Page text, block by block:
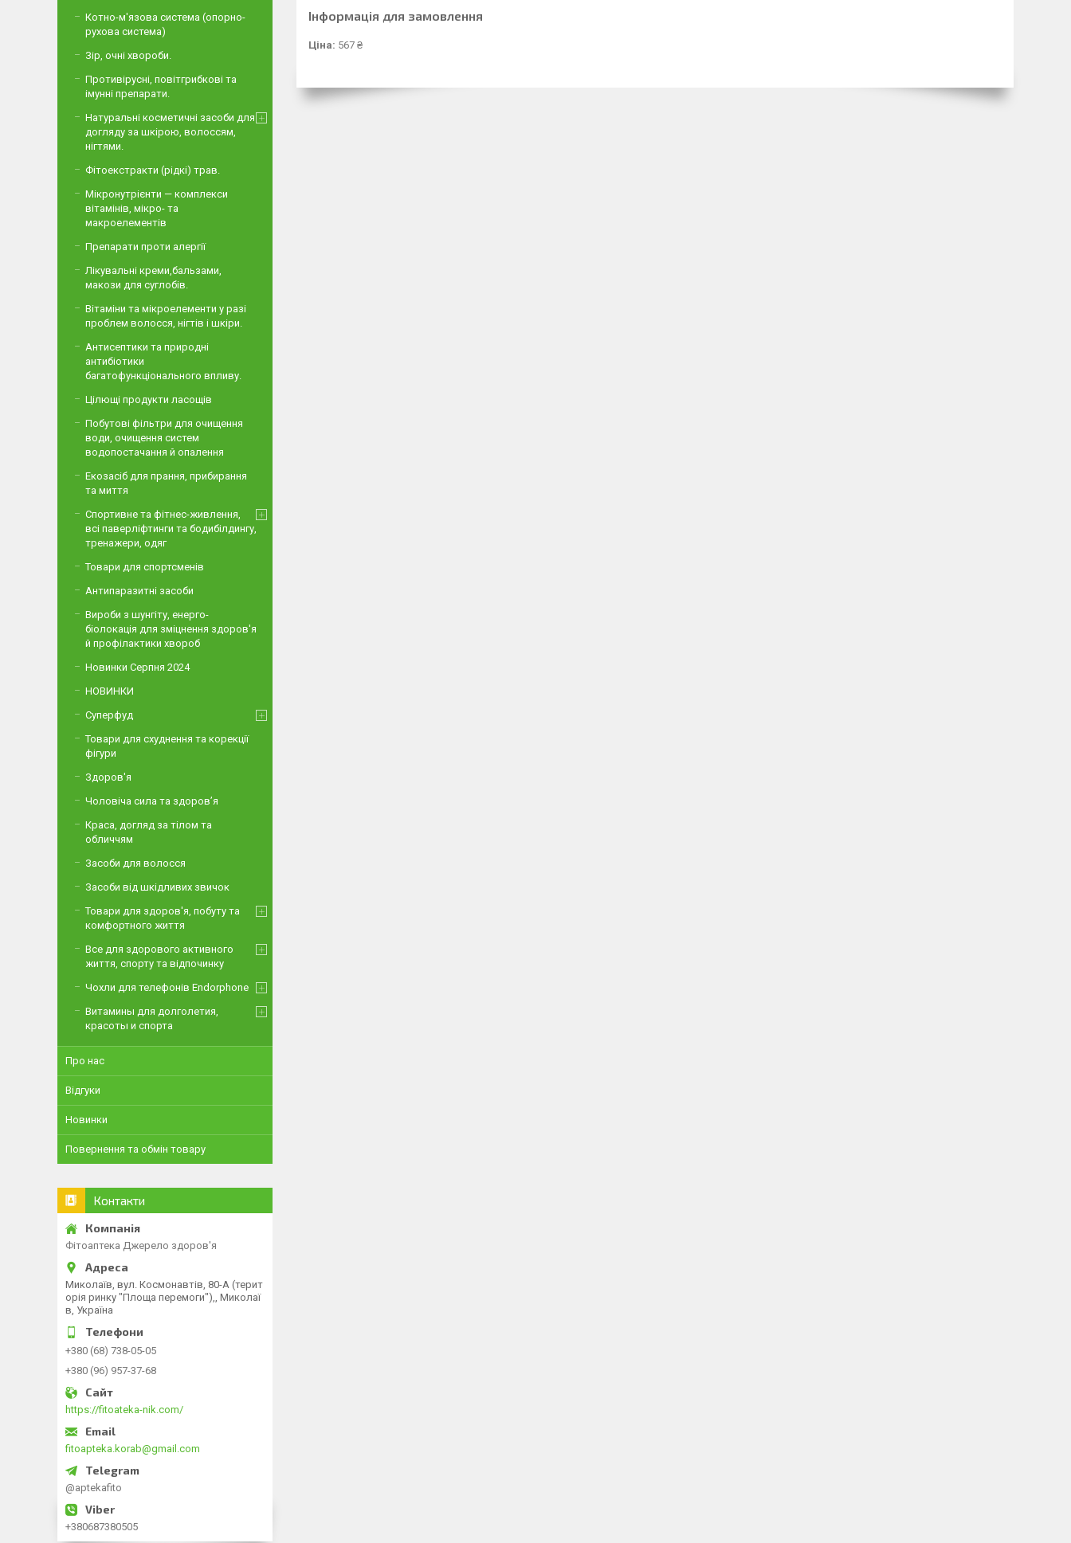
Інформація для замовлення
Ціна: 567 ₴
Котно-м'язова система (опорно-
рухова система)
Зір, очні хвороби.
Противірусні, повітгрибкові та
імунні препарати.
Натуральні косметичні засоби для
догляду за шкірою, волоссям,
нігтями.
Фітоекстракти (рідкі) трав.
Мікронутрієнти — комплекси
вітамінів, мікро- та
макроелементів
Препарати проти алергії
Лікувальні креми,бальзами,
макози для суглобів.
Вітаміни та мікроелементи у разі
проблем волосся, нігтів і шкіри.
Антисептики та природні
антибіотики
багатофункціонального впливу.
Цілющі продукти ласощів
Побутові фільтри для очищення
води, очищення систем
водопостачання й опалення
Екозасіб для прання, прибирання
та миття
Спортивне та фітнес-живлення,
всі паверліфтинги та бодибілдингу,
тренажери, одяг
Товари для спортсменів
Антипаразитні засоби
Вироби з шунгіту, енерго-
біолокація для зміцнення здоров'я
й профілактики хвороб
Новинки Серпня 2024
НОВИНКИ
Суперфуд
Товари для схуднення та корекції
фігури
Здоров'я
Чоловіча сила та здоров’я
Краса, догляд за тілом та
обличчям
Засоби для волосся
Засоби від шкідливих звичок
Товари для здоров'я, побуту та
комфортного життя
Все для здорового активного
життя, спорту та відпочинку
Чохли для телефонів Endorphone
Витамины для долголетия,
красоты и спорта
Про нас
Відгуки
Новинки
Повернення та обмін товару
Контакти
Фітоаптека Джерело здоров'я
Миколаїв, вул. Космонавтів, 80-А (терит
орія ринку "Площа перемоги"),, Миколаї
в, Україна
+380 (68) 738-05-05
+380 (96) 957-37-68
https://fitoateka-nik.com/
fitoapteka.korab@gmail.com
@aptekafito
+380687380505